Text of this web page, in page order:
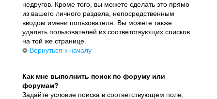
недругов. Кроме того, вы можете сделать это прямо
из вашего личного раздела, непосредственным
вводом имени пользователя. Вы можете также
удалять пользователей из соответствующих списков
на той же странице.
Вернуться к началу
Как мне выполнить поиск по форуму или
форумам?
Задайте условие поиска в соответствующем поле,